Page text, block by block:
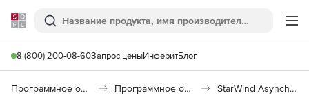
Softline
Поиск
8 (800) 200-08-60Запрос ценыИнферитБлог
Программное обеспечение для работы с файлами и дисками Программное обеспечение для резервного копирования StarWind Asynchronous